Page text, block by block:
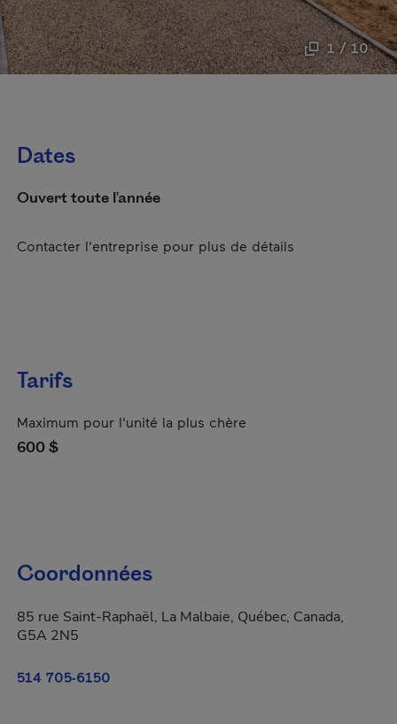
1 / 10
Dates
Ouvert toute l'année
Contacter l'entreprise pour plus de détails
Tarifs
Maximum pour l'unité la plus chère
600 $
Coordonnées
85 rue Saint-Raphaël, La Malbaie, Québec, Canada,
G5A 2N5
514 705-6150